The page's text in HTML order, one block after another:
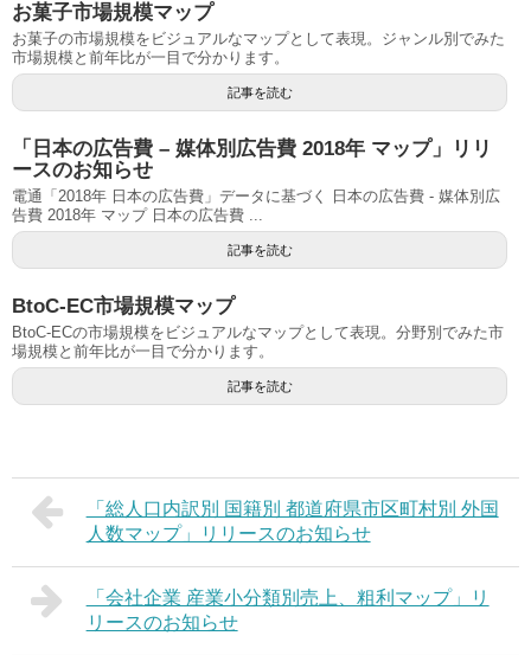
お菓子市場規模マップ
お菓子の市場規模をビジュアルなマップとして表現。ジャンル別でみた
市場規模と前年比が一目で分かります。
記事を読む
「日本の広告費 – 媒体別広告費 2018年 マップ」リリ
ースのお知らせ
電通「2018年 日本の広告費」データに基づく 日本の広告費 - 媒体別広
告費 2018年 マップ 日本の広告費 ...
記事を読む
BtoC-EC市場規模マップ
BtoC-ECの市場規模をビジュアルなマップとして表現。分野別でみた市
場規模と前年比が一目で分かります。
記事を読む
「総人口内訳別 国籍別 都道府県市区町村別 外国
人数マップ」リリースのお知らせ
「会社企業 産業小分類別売上、粗利マップ」リ
リースのお知らせ